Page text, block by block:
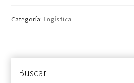
Categoría: Logística
Buscar